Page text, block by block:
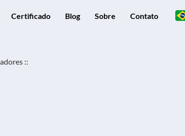
Certificado Blog Sobre Contato
::